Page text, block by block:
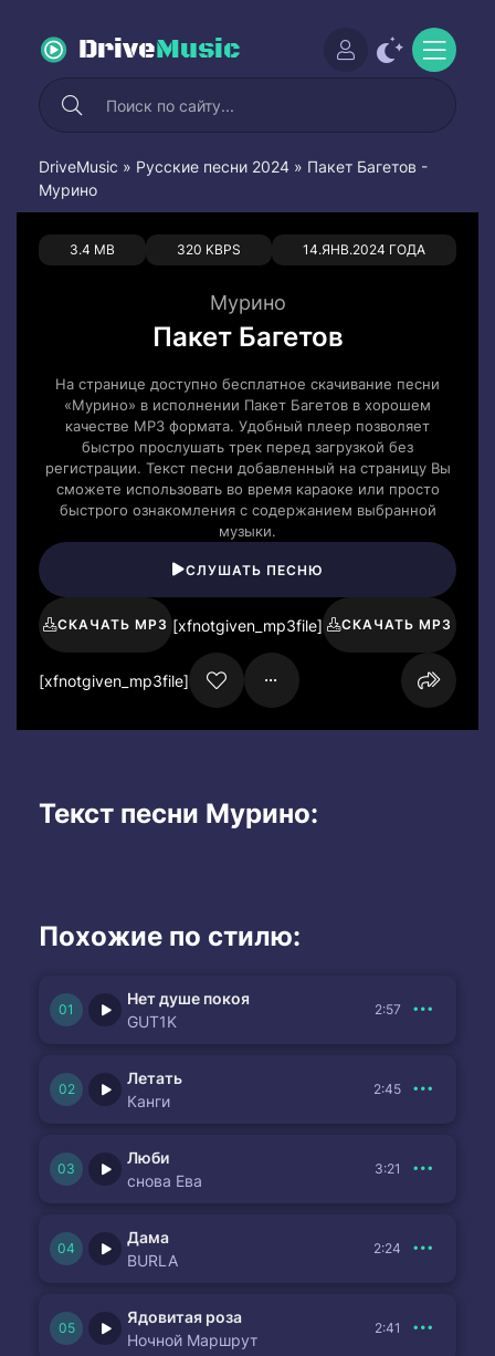
DriveMusic
DriveMusic » Русские песни 2024 » Пакет Багетов -
Мурино
3.4 MB 320 KBPS 14.ЯНВ.2024 ГОДА
0 0
Мурино
Пакет Багетов
На странице доступно бесплатное скачивание песни
«Мурино» в исполнении Пакет Багетов в хорошем
качестве MP3 формата. Удобный плеер позволяет
быстро прослушать трек перед загрузкой без
регистрации. Текст песни добавленный на страницу Вы
сможете использовать во время караоке или просто
быстрого ознакомления с содержанием выбранной
музыки.
СЛУШАТЬ ПЕСНЮ
СКАЧАТЬ MP3 [xfnotgiven_mp3file] СКАЧАТЬ MP3
[xfnotgiven_mp3file]
Текст песни Мурино:
Похожие по стилю:
Нет душе покоя
GUT1K
2:57
Летать
Канги
2:45
Люби
снова Ева
3:21
Дама
BURLA
2:24
Ядовитая роза
Ночной Маршрут
2:41